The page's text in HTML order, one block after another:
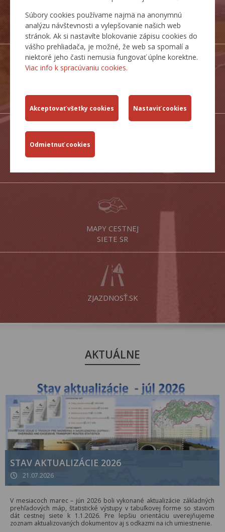
Súbory cookies používame najmä na anonymnú
analýzu návštevnosti a vylepšovanie našich web
stránok. Ak si nastavíte blokovanie zápisu cookies do
vášho prehliadača, je možné, že web sa spomalí a
niektoré jeho časti nemusia fungovať úplne korektne.
Viac info k spracúvaniu cookies.
INSPIRE
SLUŽBY
TRASY
ŠTATISTICKÉ
MAPY CESTNEJ
SIETE SR
ZJAZDNOSŤ.SK
AKTUÁLNE
STAV AKTUALIZÁCIE 2026
21.07.2026
V mesiacoch marec – jún 2026 boli vykonané aktualizácie základných
prehľadových máp, štatistické výstupy v tabuľkovej forme so stavom
dát cestnej siete k 1.1.2026. Pre lepšiu orientáciu uverejňujeme
zoznam aktualizovaných dokumentov aj s odkazmi na ich umiestnenie.